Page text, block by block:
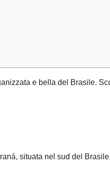
e bella del Brasile.
situata nel sud del